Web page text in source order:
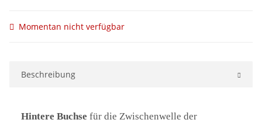
Momentan nicht verfügbar
Beschreibung
Hintere Buchse für die Zwischenwelle der